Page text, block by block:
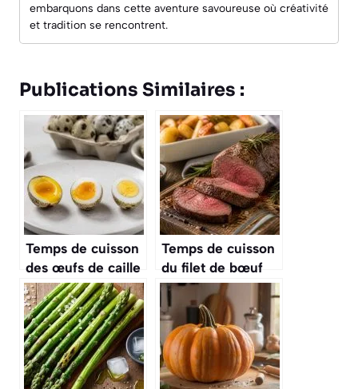
embarquons dans cette aventure savoureuse où créativité
et tradition se rencontrent.
Publications Similaires :
Temps de cuisson
des œufs de caille
: à la coque, mollet
et dur
Temps de cuisson
du filet de bœuf
au four : tableau
et températures